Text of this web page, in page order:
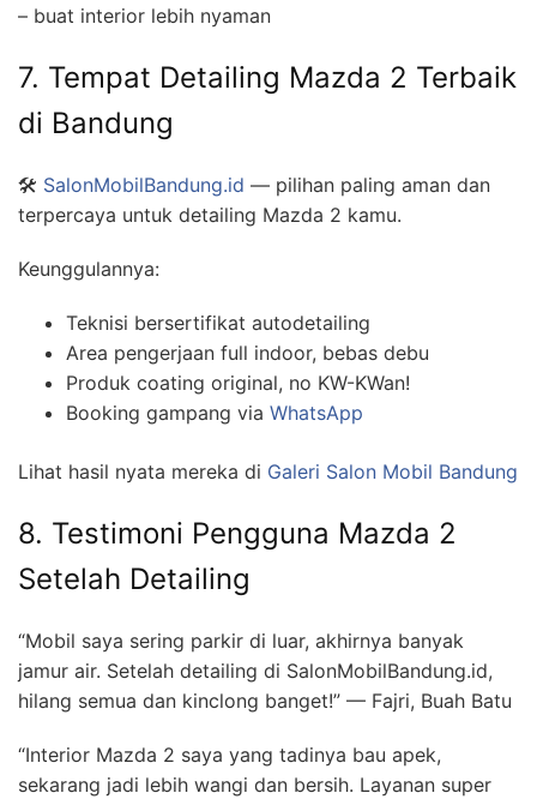
– buat interior lebih nyaman
7. Tempat Detailing Mazda 2 Terbaik
di Bandung
🛠️ SalonMobilBandung.id — pilihan paling aman dan
terpercaya untuk detailing Mazda 2 kamu.
Keunggulannya:
Teknisi bersertifikat autodetailing
Area pengerjaan full indoor, bebas debu
Produk coating original, no KW-KWan!
Booking gampang via WhatsApp
Lihat hasil nyata mereka di Galeri Salon Mobil Bandung
8. Testimoni Pengguna Mazda 2
Setelah Detailing
“Mobil saya sering parkir di luar, akhirnya banyak
jamur air. Setelah detailing di SalonMobilBandung.id,
hilang semua dan kinclong banget!” — Fajri, Buah Batu
“Interior Mazda 2 saya yang tadinya bau apek,
sekarang jadi lebih wangi dan bersih. Layanan super